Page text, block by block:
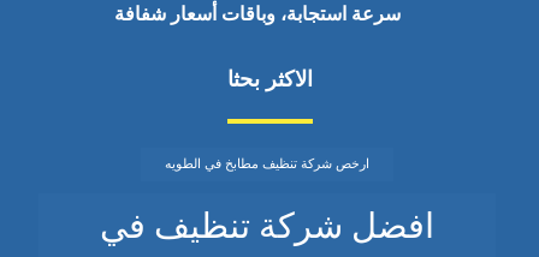
سرعة استجابة، وباقات أسعار شفافة
الاكثر بحثا
ارخص شركة تنظيف مطابخ في الطويه
افضل شركة تنظيف في